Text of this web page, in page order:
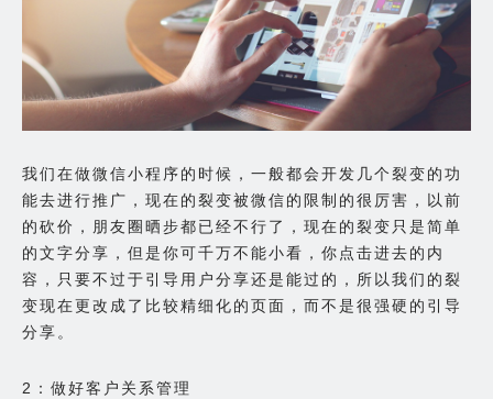
我们在做微信小程序的时候，一般都会开发几个裂变的功
能去进行推广，现在的裂变被微信的限制的很厉害，以前
的砍价，朋友圈晒步都已经不行了，现在的裂变只是简单
的文字分享，但是你可千万不能小看，你点击进去的内
容，只要不过于引导用户分享还是能过的，所以我们的裂
变现在更改成了比较精细化的页面，而不是很强硬的引导
分享。
2：做好客户关系管理